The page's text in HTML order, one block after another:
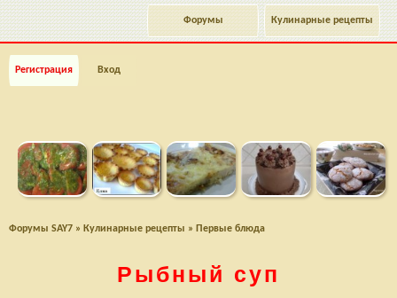
Кулинарные рецепты
Форумы
Регистрация Вход
Форумы SAY7 » Кулинарные рецепты » Первые блюда
Рыбный суп